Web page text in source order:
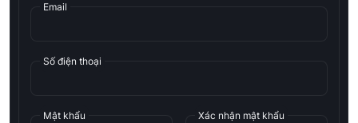
Email
Số điện thoại
Mật khẩu Xác nhận mật khẩu